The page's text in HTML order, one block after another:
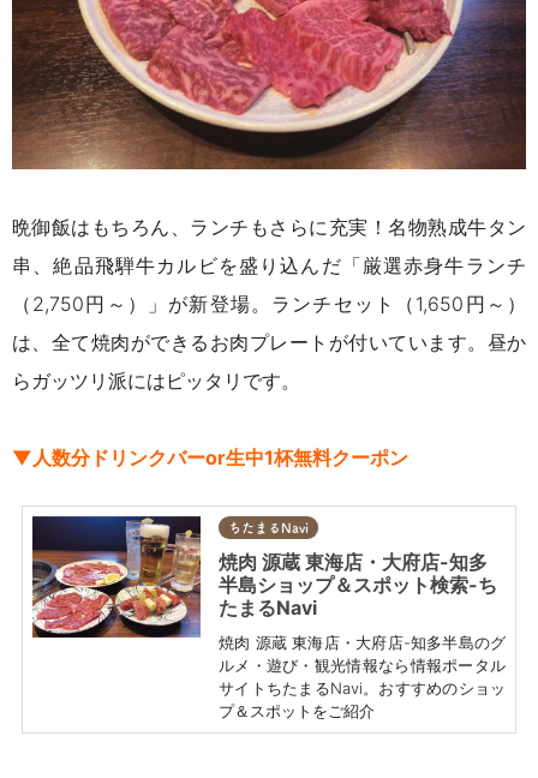
晩御飯はもちろん、ランチもさらに充実！名物熟成牛タン
串、絶品飛騨牛カルビを盛り込んだ「厳選赤身牛ランチ
（2,750円～）」が新登場。ランチセット（1,650円～）
は、全て焼肉ができるお肉プレートが付いています。昼か
らガッツリ派にはピッタリです。
▼人数分ドリンクバーor生中1杯無料クーポン
ちたまるNavi
焼肉 源蔵 東海店・大府店-知多
半島ショップ＆スポット検索-ち
たまるNavi
焼肉 源蔵 東海店・大府店-知多半島のグ
ルメ・遊び・観光情報なら情報ポータル
サイトちたまるNavi。おすすめのショッ
プ＆スポットをご紹介